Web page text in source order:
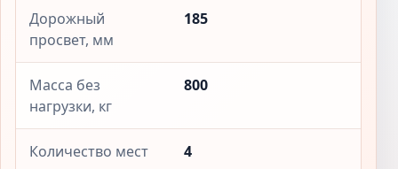
Дорожный
просвет, мм
185
Масса без
нагрузки, кг
800
Количество мест 4